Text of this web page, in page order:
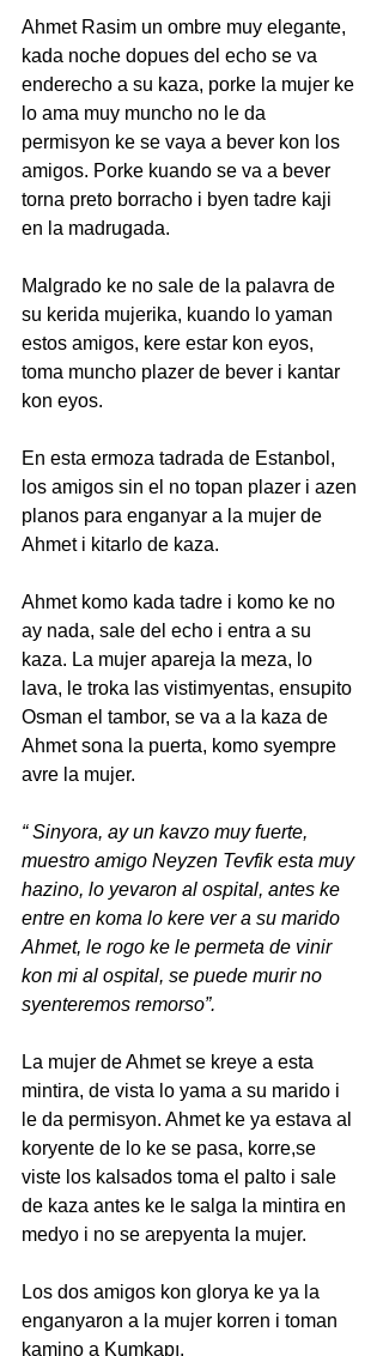
Ahmet Rasim un ombre muy elegante,
kada noche dopues del echo se va
enderecho a su kaza, porke la mujer ke
lo ama muy muncho no le da
permisyon ke se vaya a bever kon los
amigos. Porke kuando se va a bever
torna preto borracho i byen tadre kaji
en la madrugada.
Malgrado ke no sale de la palavra de
su kerida mujerika, kuando lo yaman
estos amigos, kere estar kon eyos,
toma muncho plazer de bever i kantar
kon eyos.
En esta ermoza tadrada de Estanbol,
los amigos sin el no topan plazer i azen
planos para enganyar a la mujer de
Ahmet i kitarlo de kaza.
Ahmet komo kada tadre i komo ke no
ay nada, sale del echo i entra a su
kaza. La mujer apareja la meza, lo
lava, le troka las vistimyentas, ensupito
Osman el tambor, se va a la kaza de
Ahmet sona la puerta, komo syempre
avre la mujer.
“ Sinyora, ay un kavzo muy fuerte,
muestro amigo Neyzen Tevfik esta muy
hazino, lo yevaron al ospital, antes ke
entre en koma lo kere ver a su marido
Ahmet, le rogo ke le permeta de vinir
kon mi al ospital, se puede murir no
syenteremos remorso”.
La mujer de Ahmet se kreye a esta
mintira, de vista lo yama a su marido i
le da permisyon. Ahmet ke ya estava al
koryente de lo ke se pasa, korre,se
viste los kalsados toma el palto i sale
de kaza antes ke le salga la mintira en
medyo i no se arepyenta la mujer.
Los dos amigos kon glorya ke ya la
enganyaron a la mujer korren i toman
kamino a Kumkapı.